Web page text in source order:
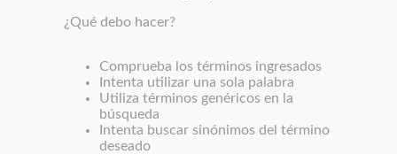
¿Qué debo hacer?
Comprueba los términos ingresados
Intenta utilizar una sola palabra
Utiliza términos genéricos en la
búsqueda
Intenta buscar sinónimos del término
deseado